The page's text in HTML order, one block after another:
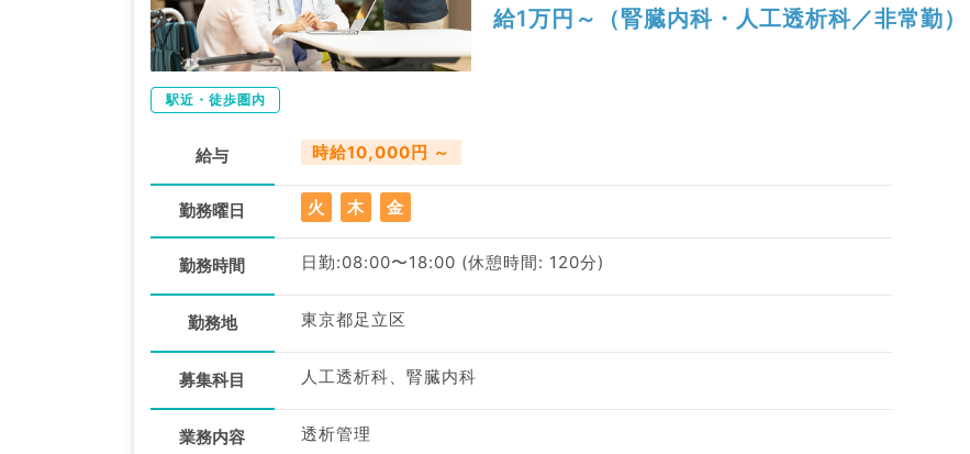
給1万円～（腎臓内科・人工透析科／非常勤）
駅近・徒歩圏内
給与 時給10,000円 ～
勤務曜日 火 木 金
勤務時間 日勤:08:00〜18:00 (休憩時間: 120分)
勤務地 東京都足立区
募集科目 人工透析科、腎臓内科
業務内容 透析管理